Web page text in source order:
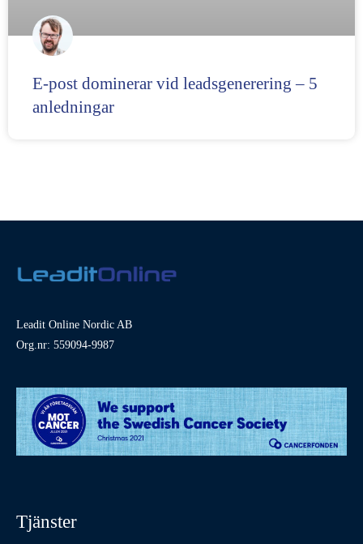
E-post dominerar vid leadsgenerering – 5
anledningar
Leadit Online Nordic AB
Org.nr: 559094-9987
Tjänster